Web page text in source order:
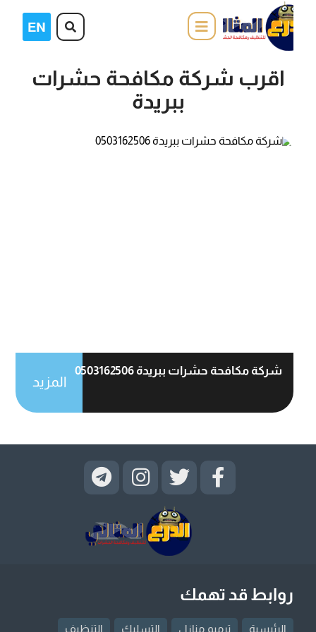
اقرب شركة مكافحة حشرات
ببريدة
شركة مكافحة حشرات ببريدة 0503162506
المزيد
روابط قد تهمك
الرئيسية ترميم منازل التسليك التنظيف